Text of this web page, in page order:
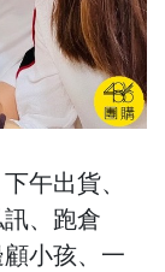
午出貨、
、跑倉
小孩、一